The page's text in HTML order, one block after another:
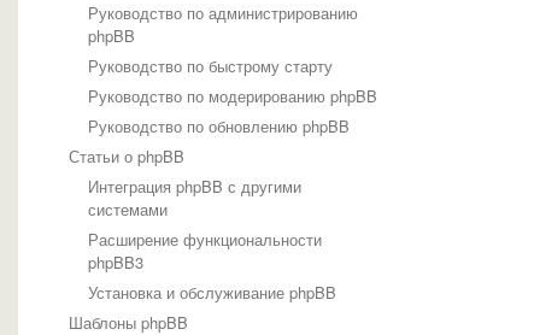
Руководство по администрированию
phpBB
Руководство по быстрому старту
Руководство по модерированию phpBB
Руководство по обновлению phpBB
Статьи о phpBB
Интеграция phpBB с другими
системами
Расширение функциональности
phpBB3
Установка и обслуживание phpBB
Шаблоны phpBB